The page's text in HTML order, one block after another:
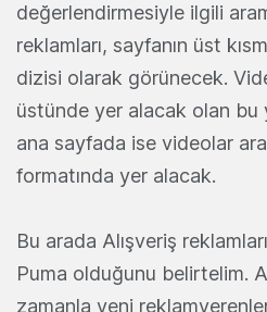
değerlendirmesiyle ilgili
reklamları, sayfanın üst
dizisi olarak görünecek.
üstünde yer alacak olan bu
ana sayfada ise videolar
formatında yer alacak.
Bu arada Alışveriş
Puma olduğunu belirtelim.
zamanla yeni